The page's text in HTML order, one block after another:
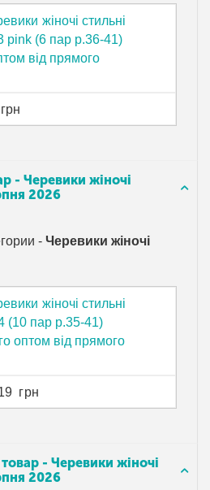
жіночі стильні
pink (6 пар р.36-41)
від прямого
грн
- Черевики жіночі
2026
-Черевики жіночі
жіночі стильні
(10 пар р.35-41)
оптом від прямого
грн
- Черевики жіночі
2026